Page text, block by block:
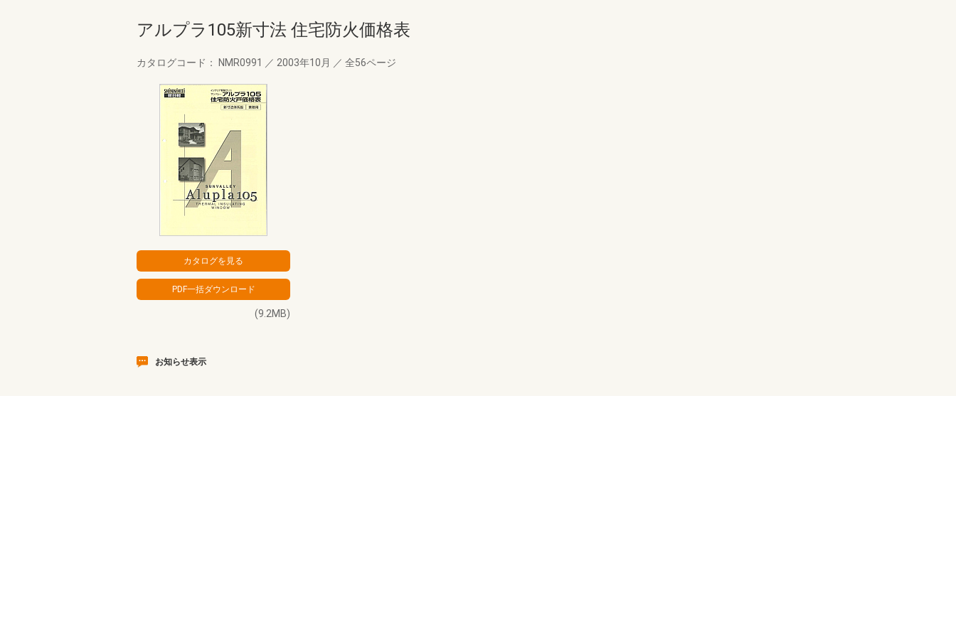
アルプラ105新寸法 住宅防火価格表
カタログコード： NMR0991 ／ 2003年10月 ／ 全56ページ
(9.2MB)
お知らせ表示